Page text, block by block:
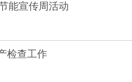
能宣传周活动
检查工作